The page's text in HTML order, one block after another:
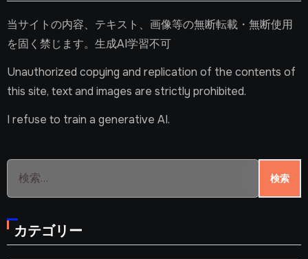
当サイトの内容、テキスト、画像等の無断転載・無断使用
を固く禁じます。生成AI学習不可
Unauthorized copying and replication of the contents of
this site, text and images are strictly prohibited.
I refuse to train a generative AI.
検
カテゴリー